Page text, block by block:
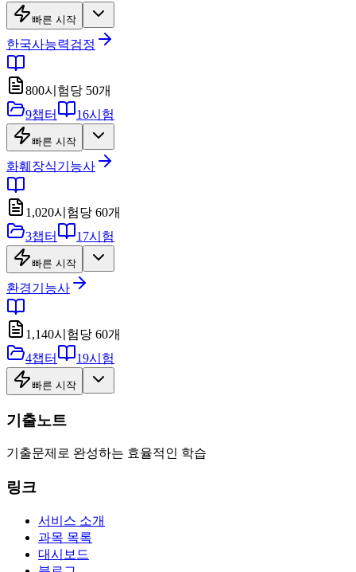
빠른 시작
한국사능력검정
800시험당 50개
9챕터 16시험
빠른 시작
화훼장식기능사
1,020시험당 60개
3챕터 17시험
빠른 시작
환경기능사
1,140시험당 60개
4챕터 19시험
빠른 시작
기출노트
기출문제로 완성하는 효율적인 학습
링크
서비스 소개
과목 목록
대시보드